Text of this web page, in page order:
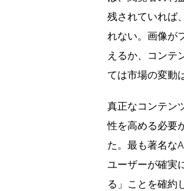
残されていれば
れない。画像が
えるか、コンテ
ては市場の変動
真正なコンテン
性を高める必要
た。最も著名な
ユーザーが確実
る」ことを確約